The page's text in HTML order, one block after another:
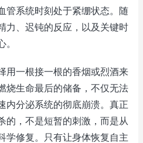
管系统时刻处于紧绷状态。随
力、迟钝的反应，以及关键时
。
用一根接一根的香烟或烈酒来
烧生命最后的储备，不仅无法
内分泌系统的彻底崩溃。真正
的，不是短暂的刺激，而是从
学修复。只有让身体恢复自主